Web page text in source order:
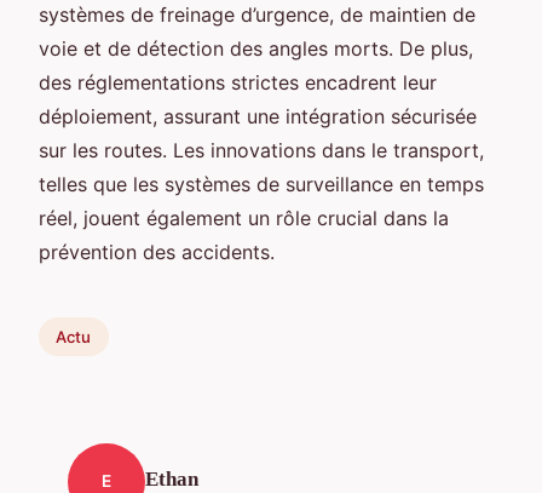
systèmes de freinage d’urgence, de maintien de
voie et de détection des angles morts. De plus,
des réglementations strictes encadrent leur
déploiement, assurant une intégration sécurisée
sur les routes. Les innovations dans le transport,
telles que les systèmes de surveillance en temps
réel, jouent également un rôle crucial dans la
prévention des accidents.
Actu
E Ethan